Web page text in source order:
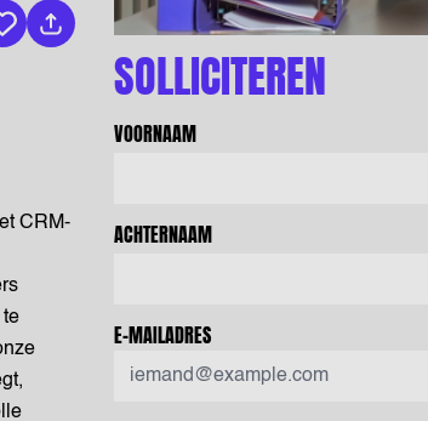
Bewaar vacature
CRM-
te
SOLLICITEREN
VOORNAAM
ACHTERNAAM
E-MAILADRES